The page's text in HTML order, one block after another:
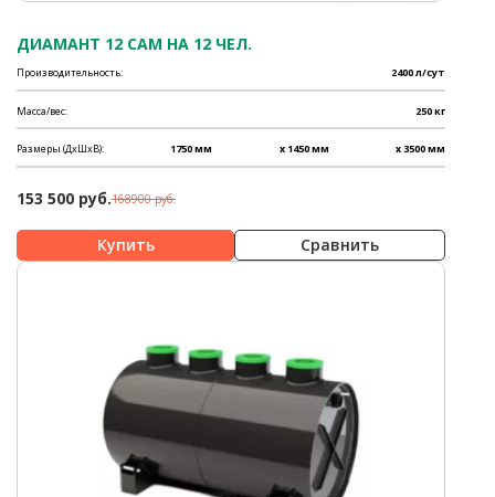
ДИАМАНТ 12 САМ НА 12 ЧЕЛ.
Производительность: 2400 л/сут
Масса/вес: 250 кг
Размеры (ДхШхВ): 1750 мм x 1450 мм x 3500 мм
153 500 руб.168900 руб.
Сравнить